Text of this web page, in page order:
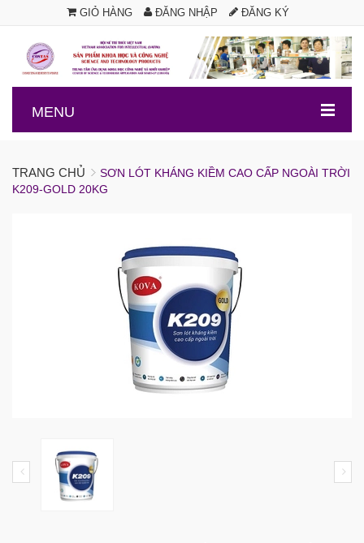
GIỎ HÀNG ĐĂNG NHẬP ĐĂNG KÝ
.
MENU
TRANG CHỦ
SƠN LÓT KHÁNG KIỀM CAO CẤP NGOÀI TRỜI
K209-GOLD 20KG